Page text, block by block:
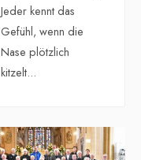
Jeder kennt das
Gefühl, wenn die
Nase plötzlich
kitzelt...